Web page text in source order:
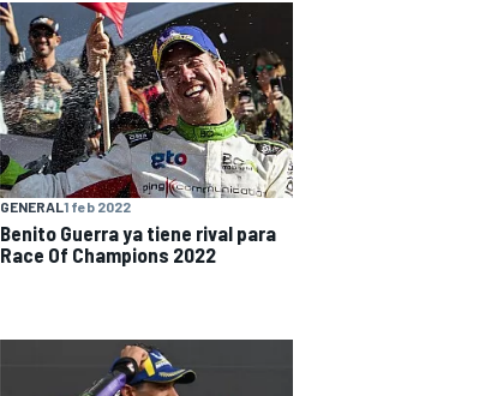
GENERAL 1 feb 2022
Benito Guerra ya tiene rival para
Race Of Champions 2022